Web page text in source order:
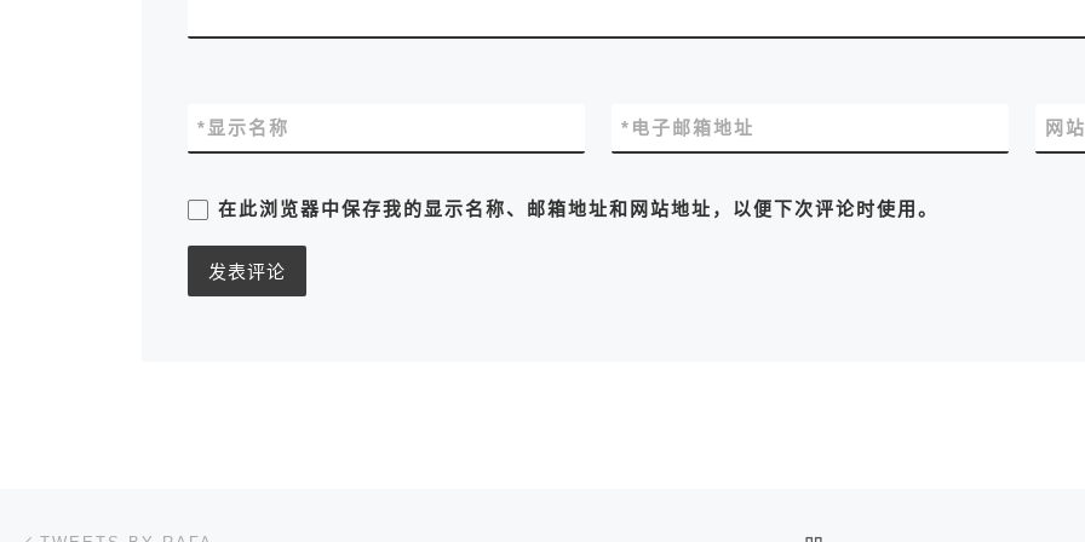
显示名称
* 电子邮箱地址
* 网
在此浏览器中保存我的显示名称、邮箱地址和网站地址，以便下次评论时使用。
文章导航